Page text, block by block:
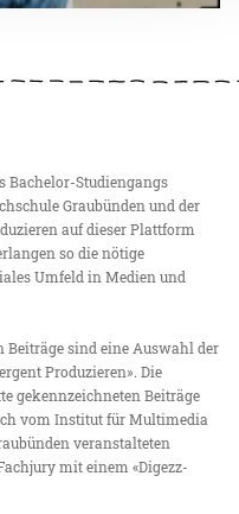
Bachelor-Studiengangs
Graubünden und der
auf dieser Plattform
so die nötige
Umfeld in Medien und
Beiträge sind eine Auswahl der
Produzieren». Die
gekennzeichneten Beiträge
vom Institut für Multimedia
veranstalteten
mit einem «Digezz-